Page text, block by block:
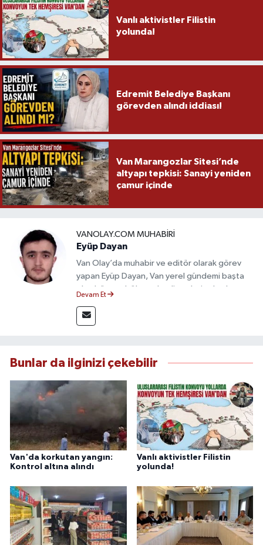
Vanlı aktivistler Filistin
yolunda!
Edremit Belediye Başkanı
görevden alındı iddiası!
Van Marangozlar Sitesi’nde
altyapı tepkisi: Sanayi yeniden
çamur içinde
VANOLAY.COM MUHABIRI
Eyüp Dayan
Van Olay’da muhabir ve editör olarak görev
yapan Eyüp Dayan, Van yerel gündemi başta
olmak üzere bölgesel gelişmeleri sahadan
deneyimiyle doğruluk, tarafsızlık ve etik ilkeleri
esas alan Dayan, güvenilir kaynaklara dayalı
Devam Et
Bunlar da ilginizi çekebilir
Van'da korkutan yangın:
Kontrol altına alındı
Vanlı aktivistler Filistin
yolunda!